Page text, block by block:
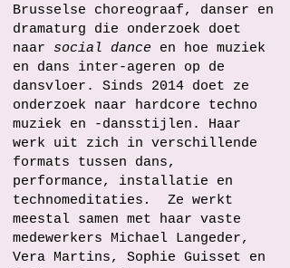
Brusselse choreograaf, danser en
dramaturg die onderzoek doet
naar social dance en hoe muziek
en dans inter-ageren op de
dansvloer. Sinds 2014 doet ze
onderzoek naar hardcore techno
muziek en -dansstijlen. Haar
werk uit zich in verschillende
formats tussen dans,
performance, installatie en
technomeditaties .
Ze werkt
meestal samen met haar vaste
medewerkers Michael Langeder,
Vera Martins, Sophie Guisset en